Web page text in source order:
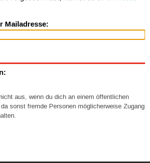
Mailadresse:
aus, wenn du dich an einem öffentlichen
sonst fremde Personen möglicherweise Zugang